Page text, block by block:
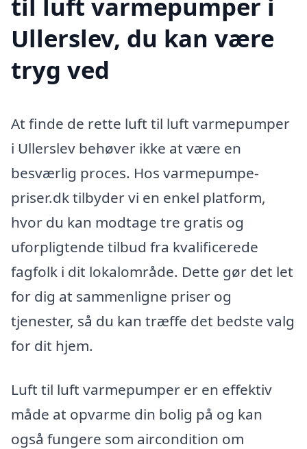
til luft varmepumper i
Ullerslev, du kan være
tryg ved
At finde de rette luft til luft varmepumper
i Ullerslev behøver ikke at være en
besværlig proces. Hos varmepumpe-
priser.dk tilbyder vi en enkel platform,
hvor du kan modtage tre gratis og
uforpligtende tilbud fra kvalificerede
fagfolk i dit lokalområde. Dette gør det let
for dig at sammenligne priser og
tjenester, så du kan træffe det bedste valg
for dit hjem.
Luft til luft varmepumper er en effektiv
måde at opvarme din bolig på og kan
også fungere som aircondition om